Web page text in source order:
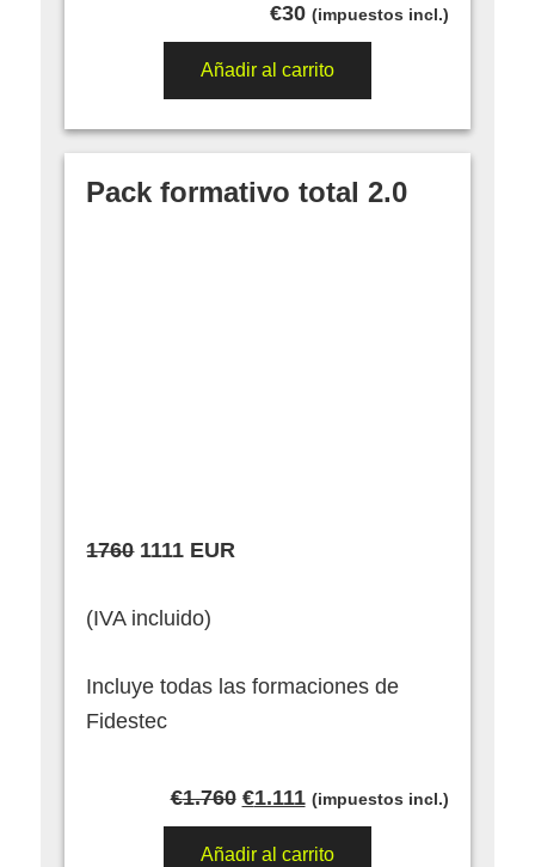
€30 (impuestos incl.)
Añadir al carrito
Pack formativo total 2.0
17601111 EUR
(IVA incluido)
Incluye todas las formaciones de
Fidestec
€1.760 El
precio
original
€1.111El
precio
actual
(impuestos incl.)
Añadir al carrito